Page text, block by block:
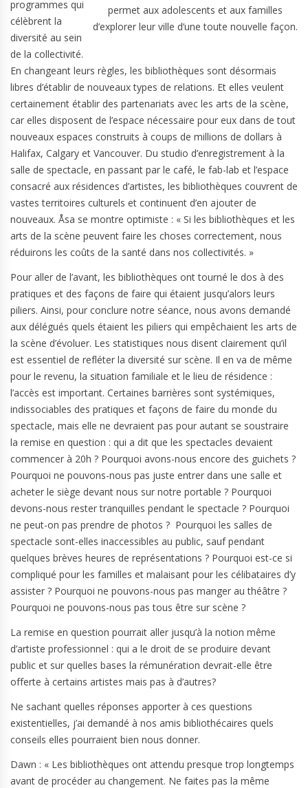
permet aux adolescents et aux familles
d’explorer leur ville d’une toute nouvelle façon.
programmes qui
célèbrent la
diversité au sein
de la collectivité.
En changeant leurs règles, les bibliothèques sont désormais
libres d’établir de nouveaux types de relations. Et elles veulent
certainement établir des partenariats avec les arts de la scène,
car elles disposent de l’espace nécessaire pour eux dans de tout
nouveaux espaces construits à coups de millions de dollars à
Halifax, Calgary et Vancouver. Du studio d’enregistrement à la
salle de spectacle, en passant par le café, le fab-lab et l’espace
consacré aux résidences d’artistes, les bibliothèques couvrent de
vastes territoires culturels et continuent d’en ajouter de
nouveaux. Åsa se montre optimiste : « Si les bibliothèques et les
arts de la scène peuvent faire les choses correctement, nous
réduirons les coûts de la santé dans nos collectivités. »
Pour aller de l’avant, les bibliothèques ont tourné le dos à des
pratiques et des façons de faire qui étaient jusqu’alors leurs
piliers. Ainsi, pour conclure notre séance, nous avons demandé
aux délégués quels étaient les piliers qui empêchaient les arts de
la scène d’évoluer. Les statistiques nous disent clairement qu’il
est essentiel de refléter la diversité sur scène. Il en va de même
pour le revenu, la situation familiale et le lieu de résidence :
l’accès est important. Certaines barrières sont systémiques,
indissociables des pratiques et façons de faire du monde du
spectacle, mais elle ne devraient pas pour autant se soustraire
la remise en question : qui a dit que les spectacles devaient
commencer à 20h ? Pourquoi avons-nous encore des guichets ?
Pourquoi ne pouvons-nous pas juste entrer dans une salle et
acheter le siège devant nous sur notre portable ? Pourquoi
devons-nous rester tranquilles pendant le spectacle ? Pourquoi
ne peut-on pas prendre de photos ? Pourquoi les salles de
spectacle sont-elles inaccessibles au public, sauf pendant
quelques brèves heures de représentations ? Pourquoi est-ce si
compliqué pour les familles et malaisant pour les célibataires d’y
assister ? Pourquoi ne pouvons-nous pas manger au théâtre ?
Pourquoi ne pouvons-nous pas tous être sur scène ?
La remise en question pourrait aller jusqu’à la notion même
d’artiste professionnel : qui a le droit de se produire devant
public et sur quelles bases la rémunération devrait-elle être
offerte à certains artistes mais pas à d’autres?
Ne sachant quelles réponses apporter à ces questions
existentielles, j’ai demandé à nos amis bibliothécaires quels
conseils elles pourraient bien nous donner.
Dawn : « Les bibliothèques ont attendu presque trop longtemps
avant de procéder au changement. Ne faites pas la même